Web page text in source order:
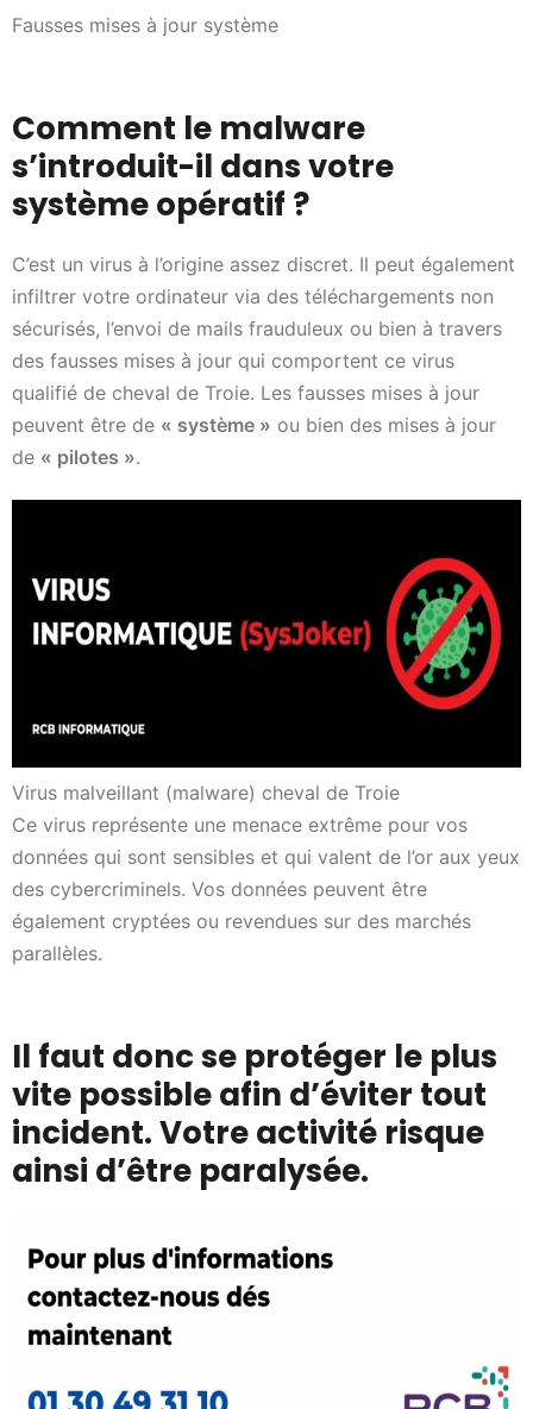
Fausses mises à jour système
Comment le malware
s’introduit-il dans votre
système opératif ?
C’est un virus à l’origine assez discret. Il peut également
infiltrer votre ordinateur via des téléchargements non
sécurisés, l’envoi de mails frauduleux ou bien à travers
des fausses mises à jour qui comportent ce virus
qualifié de cheval de Troie. Les fausses mises à jour
peuvent être de « système » ou bien des mises à jour
de « pilotes ».
Virus malveillant (malware) cheval de Troie
Ce virus représente une menace extrême pour vos
données qui sont sensibles et qui valent de l’or aux yeux
des cybercriminels. Vos données peuvent être
également cryptées ou revendues sur des marchés
parallèles.
Il faut donc se protéger le plus
vite possible afin d’éviter tout
incident. Votre activité risque
ainsi d’être paralysée.